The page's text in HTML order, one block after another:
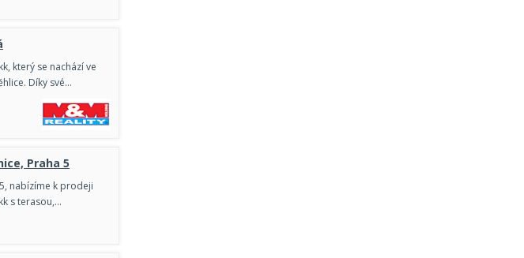
který se nachází ve
Díky své…
Praha 5
nabízíme k prodeji
s terasou,…